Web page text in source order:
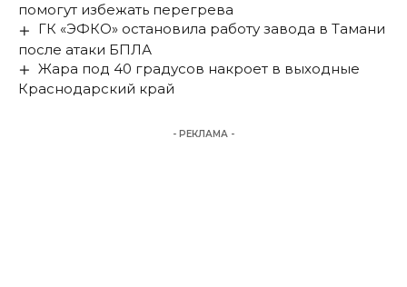
помогут избежать перегрева
ГК «ЭФКО» остановила работу завода в Тамани
после атаки БПЛА
Жара под 40 градусов накроет в выходные
Краснодарский край
- РЕКЛАМА -